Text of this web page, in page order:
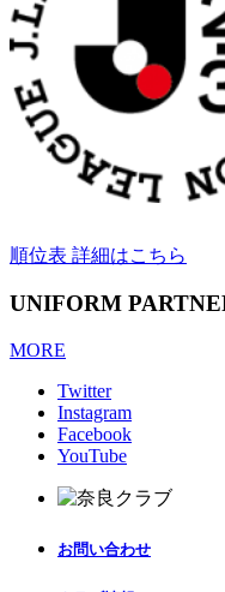
順位表 詳細はこちら
UNIFORM
MORE
Twitter
Instagram
Facebook
YouTube
お問い合わせ